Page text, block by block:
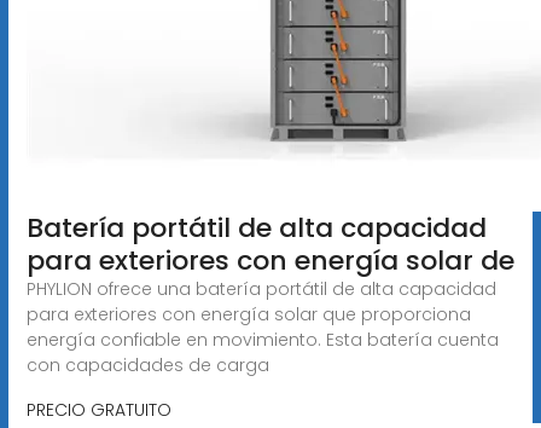
Batería portátil de alta capacidad
para exteriores con energía solar de
PHYLION ofrece una batería portátil de alta capacidad
para exteriores con energía solar que proporciona
energía confiable en movimiento. Esta batería cuenta
con capacidades de carga
PRECIO GRATUITO